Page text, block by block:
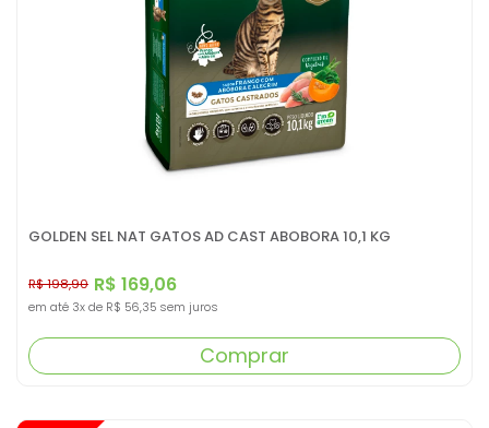
GOLDEN SEL NAT GATOS AD CAST ABOBORA 10,1 KG
R$ 169,06
R$ 198,90
em até 3x de R$ 56,35 sem juros
Comprar